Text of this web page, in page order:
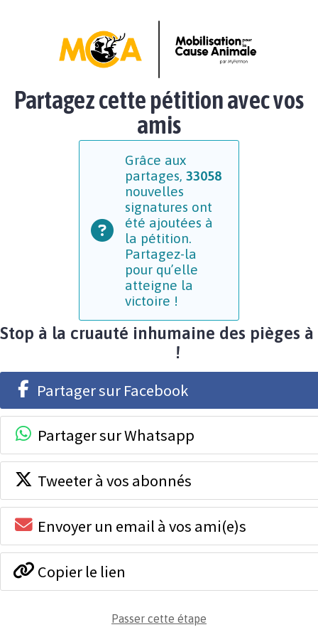
Partagez cette pétition avec vos
amis
Grâce aux
partages, 33058
nouvelles
signatures ont
été ajoutées à
la pétition.
Partagez-la
pour qu’elle
atteigne la
victoire !
Stop à la cruauté inhumaine des pièges
!
Partager sur Facebook
Partager sur Whatsapp
Tweeter à vos abonnés
Envoyer un email à vos ami(e)s
Copier le lien
Passer cette étape